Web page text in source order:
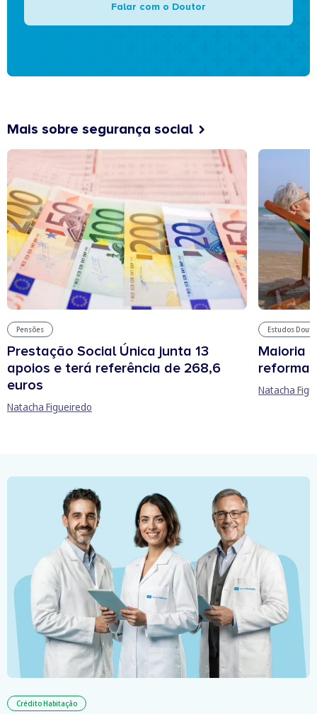
Falar com o Doutor
Mais sobre segurança social
Pensões
Prestação Social Única junta 13
apoios e terá referência de 268,6
euros
Natacha Figueiredo
Estudos
Maioria
reforma
Natacha
Crédito Habitação